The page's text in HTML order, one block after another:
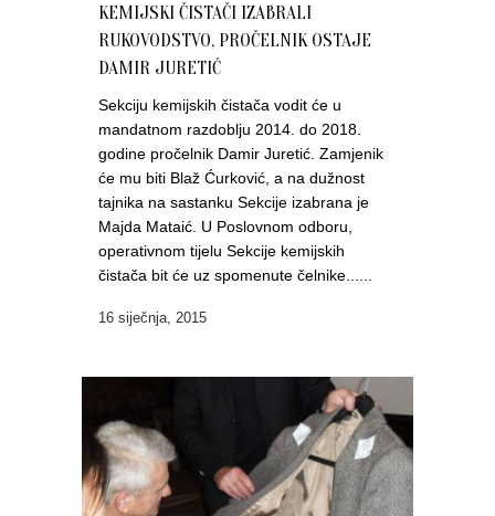
KEMIJSKI ČISTAČI IZABRALI
RUKOVODSTVO, PROČELNIK OSTAJE
DAMIR JURETIĆ
Sekciju kemijskih čistača vodit će u
mandatnom razdoblju 2014. do 2018.
godine pročelnik Damir Juretić. Zamjenik
će mu biti Blaž Ćurković, a na dužnost
tajnika na sastanku Sekcije izabrana je
Majda Mataić. U Poslovnom odboru,
operativnom tijelu Sekcije kemijskih
čistača bit će uz spomenute čelnike......
16 siječnja, 2015